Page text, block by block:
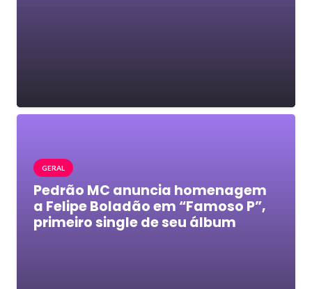
GERAL
Pedrão MC anuncia homenagem
a Felipe Boladão em “Famoso P”,
primeiro single de seu álbum